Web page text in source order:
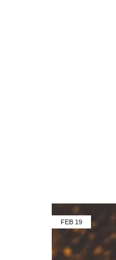
FEB 19